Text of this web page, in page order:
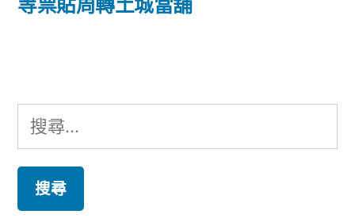
覽等票貼周轉土城當舖
搜
尋
鍵